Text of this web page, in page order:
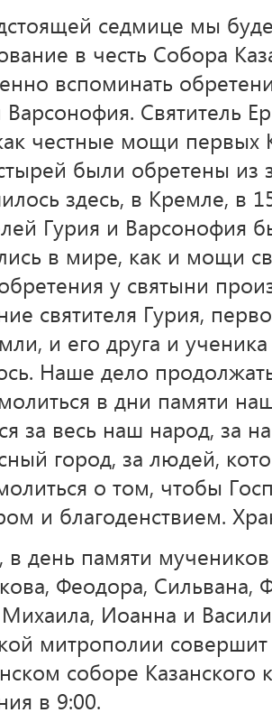
седмице мы
в честь Собора
вспоминать
Варсонофия. Святитель
честные мощи первых
были обретены из
здесь, в Кремле, в
Гурия и Варсонофия
в мире, как и мощи
у святыни
святителя Гурия,
и его друга и
Наше дело
в дни памяти
за весь наш народ, за
город, за людей,
о том, чтобы
и благоденствием.
в день памяти
Феодора, Сильвана,
Иоанна и
митрополии
соборе Казанского
в 9:00.